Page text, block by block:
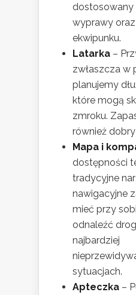
dostosowany
wyprawy
ekwipunku.
Latarka –
zwłaszcza w
planujemy
które mogą
zmroku.
również
Mapa i
dostępności
tradycyjne
nawigacyjne
mieć przy
odnaleźć
najbardziej
sytuacjach.
Apteczka –